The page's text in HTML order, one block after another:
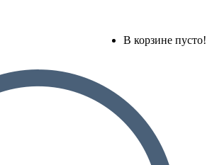
В корзине пусто!